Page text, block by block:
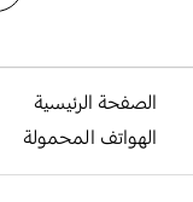
الصفحة الرئيسية
الهواتف المحمولة